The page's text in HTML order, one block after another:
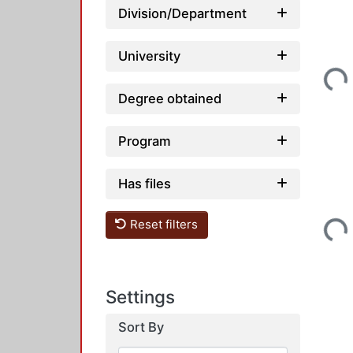
Division/Department
University
Degree obtained
Program
Has files
Reset filters
Settings
Sort By
Loading...
Loading...